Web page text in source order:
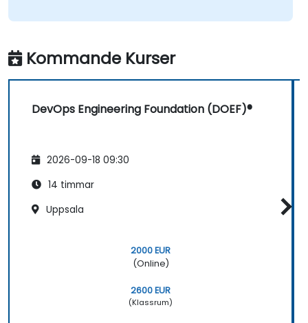
Kommande Kurser
DevOps Engineering Foundation (DOEF)®
2026-09-18 09:30
14 timmar
Uppsala
2000 EUR
(Online)
2600 EUR
(Klassrum)